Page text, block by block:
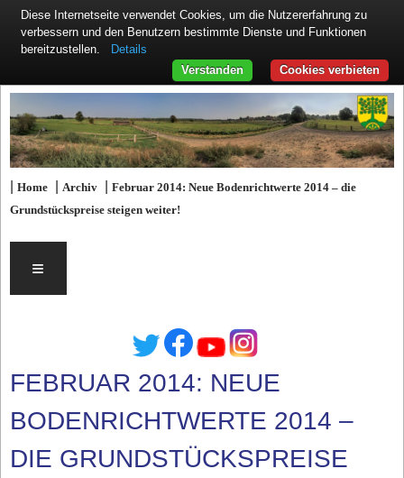
|Home |Archiv |Februar 2014: Neue Bodenrichtwerte 2014 – die
Grundstückspreise steigen weiter!
≡
FEBRUAR 2014: NEUE
BODENRICHTWERTE 2014 –
DIE GRUNDSTÜCKSPREISE
Diese Internetseite verwendet Cookies, um die Nutzererfahrung zu
verbessern und den Benutzern bestimmte Dienste und Funktionen
bereitzustellen.
Details
Cookies verbieten
Verstanden